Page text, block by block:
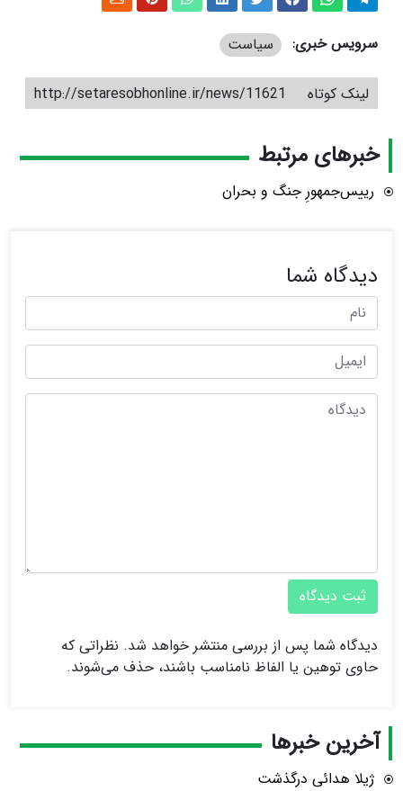
سرویس خبری: سیاست
لینک کوتاه http://setaresobhonline.ir/news/11621
خبرهای مرتبط
رییس‌جمهورِ جنگ و بحران
دیدگاه شما
ثبت دیدگاه
دیدگاه شما پس از بررسی منتشر خواهد شد. نظراتی که
حاوی توهین یا الفاظ نامناسب باشند، حذف می‌شوند.
آخرین خبرها
ژیلا هدائی درگذشت